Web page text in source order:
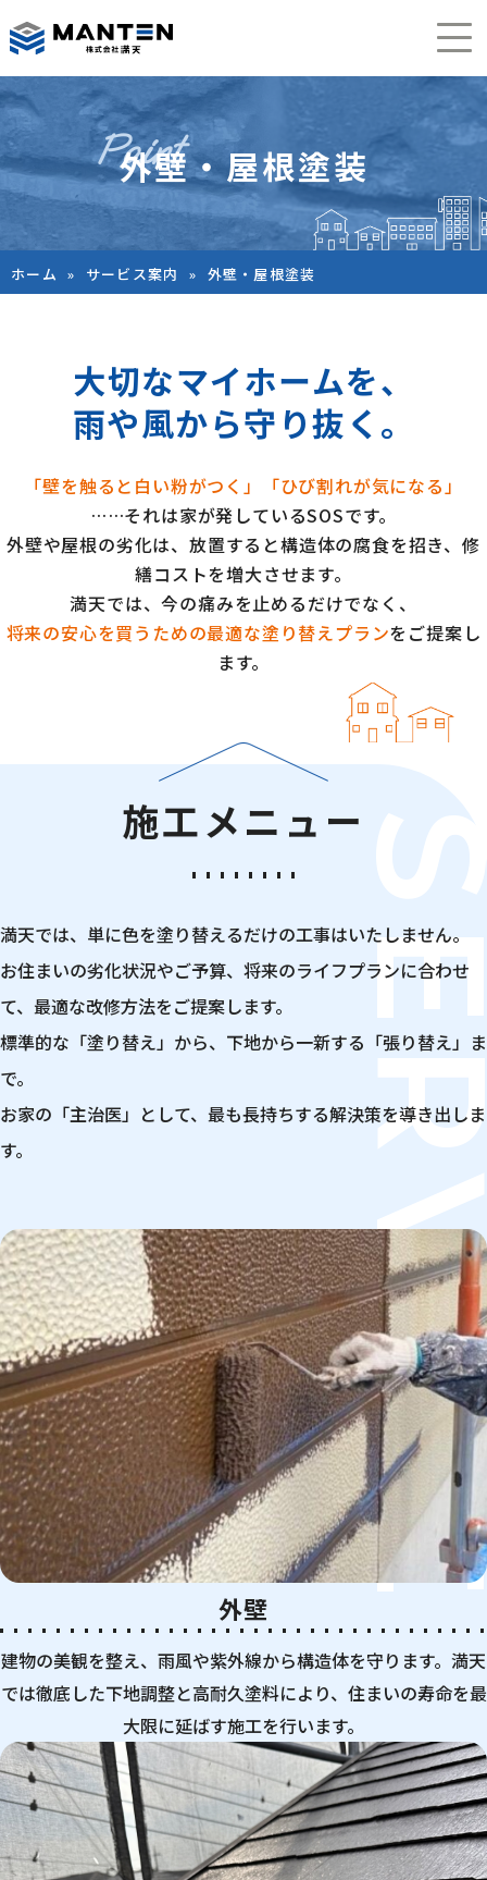
外壁・屋根塗装
ホーム » サービス案内 » 外壁・屋根塗装
大切なマイホームを、
雨や風から守り抜く。
「壁を触ると白い粉がつく」「ひび割れが気になる」
……それは家が発しているSOSです。
外壁や屋根の劣化は、放置すると構造体の腐食を招き、修
繕コストを増大させます。
満天では、今の痛みを止めるだけでなく、
将来の安心を買うための最適な塗り替えプランをご提案し
ます。
施工メニュー
満天では、単に色を塗り替えるだけの工事はいたしません。
お住まいの劣化状況やご予算、将来のライフプランに合わせ
て、最適な改修方法をご提案します。
標準的な「塗り替え」から、下地から一新する「張り替え」ま
で。
お家の「主治医」として、最も長持ちする解決策を導き出しま
す。
外壁
建物の美観を整え、雨風や紫外線から構造体を守ります。満天
では徹底した下地調整と高耐久塗料により、住まいの寿命を最
大限に延ばす施工を行います。